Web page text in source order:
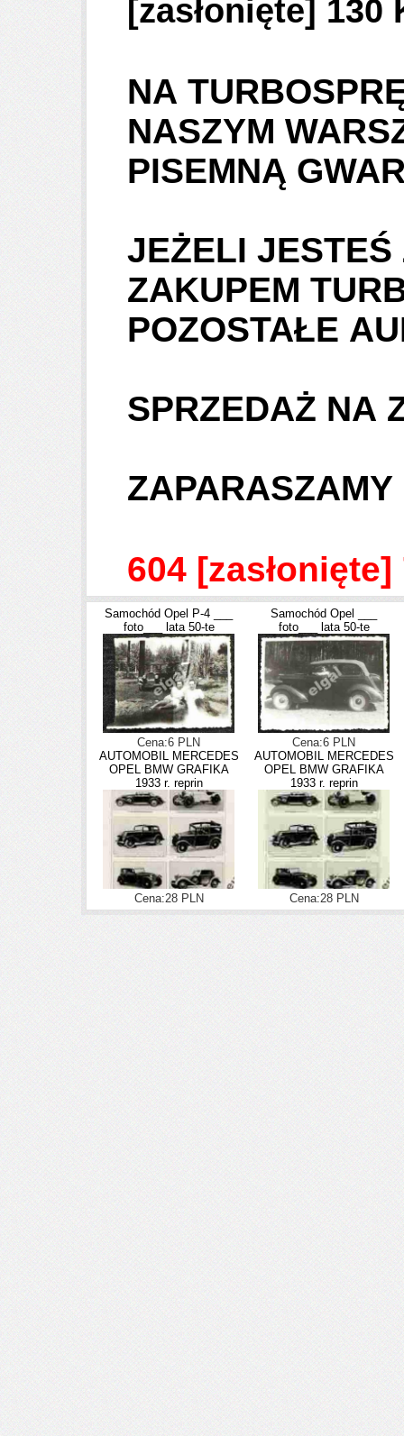
[zasłonięte] 130
NA
NASZYM
PISEMNĄ
JEŻELI JESTEŚ
ZAKUPEM
POZOSTAŁE
SPRZEDAŻ NA
604 [zasłonięte]
Samochód Opel P-4 ___
foto___ lata 50-te
Cena:6 PLN
Samochód Opel ___
foto___ lata 50-te
Cena:6 PLN
AUTOMOBIL MERCEDES
OPEL BMW GRAFIKA
1933 r. reprin
Cena:28 PLN
AUTOMOBIL MERCEDES
OPEL BMW GRAFIKA
1933 r. reprin
Cena:28 PLN